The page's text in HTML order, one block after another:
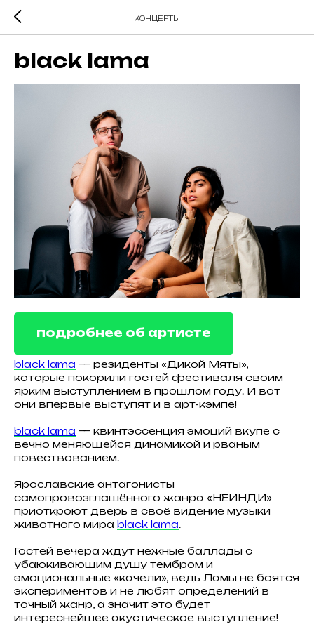
КОНЦЕРТЫ
black lama
подробнее об артисте
black lama — резиденты «Дикой Мяты»,
которые покорили гостей фестиваля своим
ярким выступлением в прошлом году. И вот
они впервые выступят и в арт-кэмпе!
black lama — квинтэссенция эмоций вкупе с
вечно меняющейся динамикой и рваным
повествованием.
Ярославские антагонисты
самопровозглашённого жанра «НЕИНДИ»
приоткроют дверь в своё видение музыки
животного мира black lama.
Гостей вечера ждут нежные баллады с
убаюкивающим душу тембром и
эмоциональные «качели», ведь Ламы не боятся
экспериментов и не любят определений в
точный жанр, а значит это будет
интереснейшее акустическое выступление!